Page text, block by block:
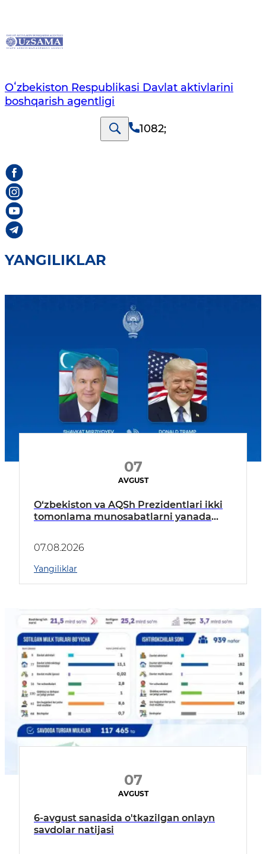
Oʻzbekiston Respublikasi Davlat aktivlarini
boshqarish agentligi
1082;
YANGILIKLAR
07
AVGUST
O‘zbekiston va AQSh Prezidentlari ikki
tomonlama munosabatlarni yanada
07.08.2026
Yangiliklar
07
AVGUST
6-avgust sanasida o'tkazilgan onlayn
savdolar natijasi